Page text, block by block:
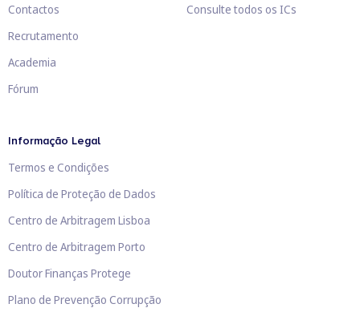
Contactos
Recrutamento
Academia
Fórum
Consulte todos os ICs
Informação Legal
Termos e Condições
Política de Proteção de Dados
Centro de Arbitragem Lisboa
Centro de Arbitragem Porto
Doutor Finanças Protege
Plano de Prevenção Corrupção